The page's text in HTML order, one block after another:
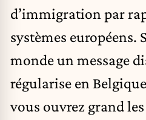
d’immigration par
systèmes européens.
monde un message
régularise en
vous ouvrez grand